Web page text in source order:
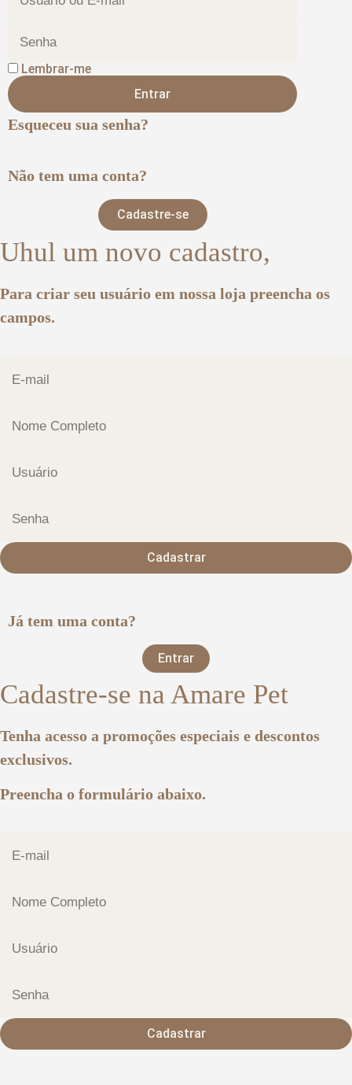
Lembrar-me
Entrar
Esqueceu sua senha?
Não tem uma conta?
Cadastre-se
Uhul um novo cadastro,
Para criar seu usuário em nossa loja preencha os
campos.
Cadastrar
Já tem uma conta?
Entrar
Cadastre-se na Amare Pet
Tenha acesso a promoções especiais e descontos
exclusivos.
Preencha o formulário abaixo.
Cadastrar